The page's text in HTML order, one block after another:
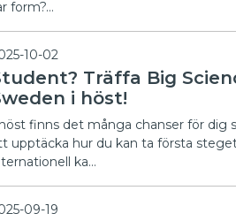
form?…
10-02
Träffa Big
i höst!
finns det många chanser för dig
upptäcka hur du kan ta första
ka…
09-19